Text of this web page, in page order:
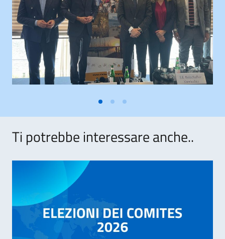
Ti potrebbe interessare anche..